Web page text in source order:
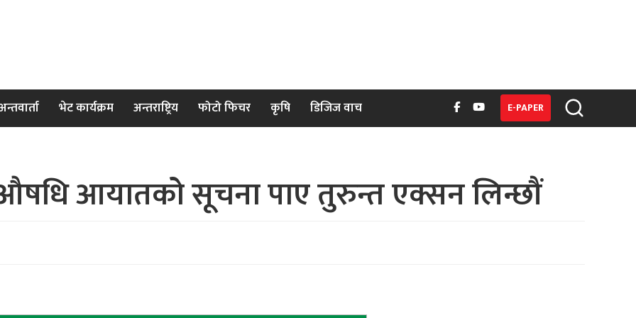
भेट कार्यक्रम अन्तराष्ट्रिय फोटो फिचर कृषि डिजिज वाच E-PAPER
औषधि आयातको सूचना पाए तुरुन्त एक्सन लिन्छौं